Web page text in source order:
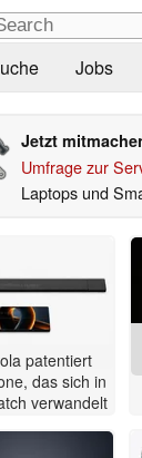
Jobs
Jetzt
Umfrage zur
Laptops und
patentiert
das sich in
verwandelt